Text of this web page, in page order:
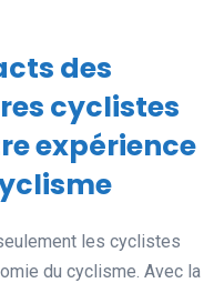
des
cyclistes
expérience
les cyclistes
du cyclisme. Avec la